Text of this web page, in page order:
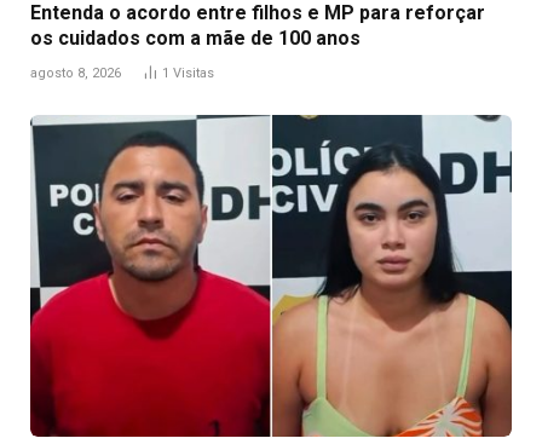
Entenda o acordo entre filhos e MP para reforçar
os cuidados com a mãe de 100 anos
agosto 8, 2026 1 Visitas